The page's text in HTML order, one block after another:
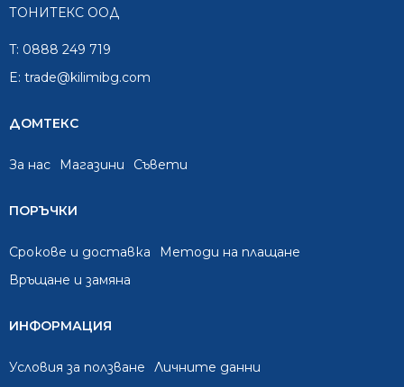
ТОНИТЕКС ООД
T: 0888 249 719
E: trade@kilimibg.com
ДОМТЕКС
За нас Mагазини Съвети
ПОРЪЧКИ
Срокове и доставка
Методи на плащане
Връщане и замяна
ИНФОРМАЦИЯ
Условия за ползване Личните данни